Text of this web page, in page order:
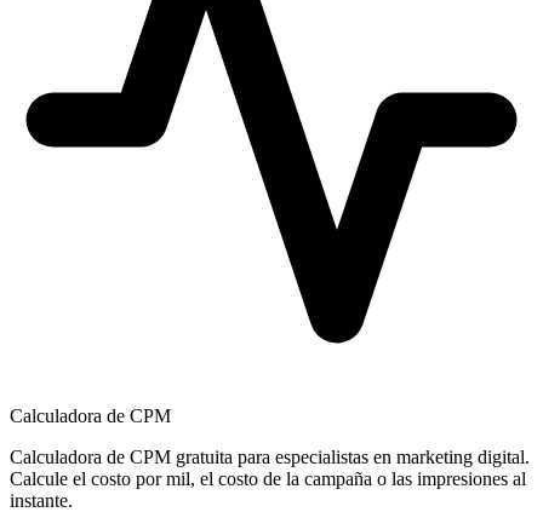
Calculadora de CPM
Calculadora de CPM gratuita para especialistas en marketing digital.
Calcule el costo por mil, el costo de la campaña o las impresiones al
instante.